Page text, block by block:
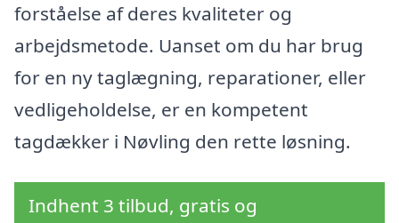
forståelse af deres kvaliteter og
arbejdsmetode. Uanset om du har brug
for en ny taglægning, reparationer, eller
vedligeholdelse, er en kompetent
tagdækker i Nøvling den rette løsning.
Indhent 3 tilbud, gratis og